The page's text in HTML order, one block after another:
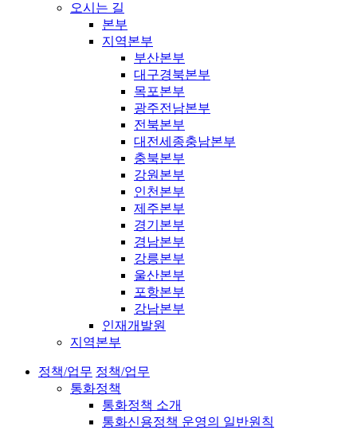
오시는 길
본부
지역본부
부산본부
대구경북본부
목포본부
광주전남본부
전북본부
대전세종충남본부
충북본부
강원본부
인천본부
제주본부
경기본부
경남본부
강릉본부
울산본부
포항본부
강남본부
인재개발원
지역본부
정책/업무 정책/업무
통화정책
통화정책 소개
통화신용정책 운영의 일반원칙